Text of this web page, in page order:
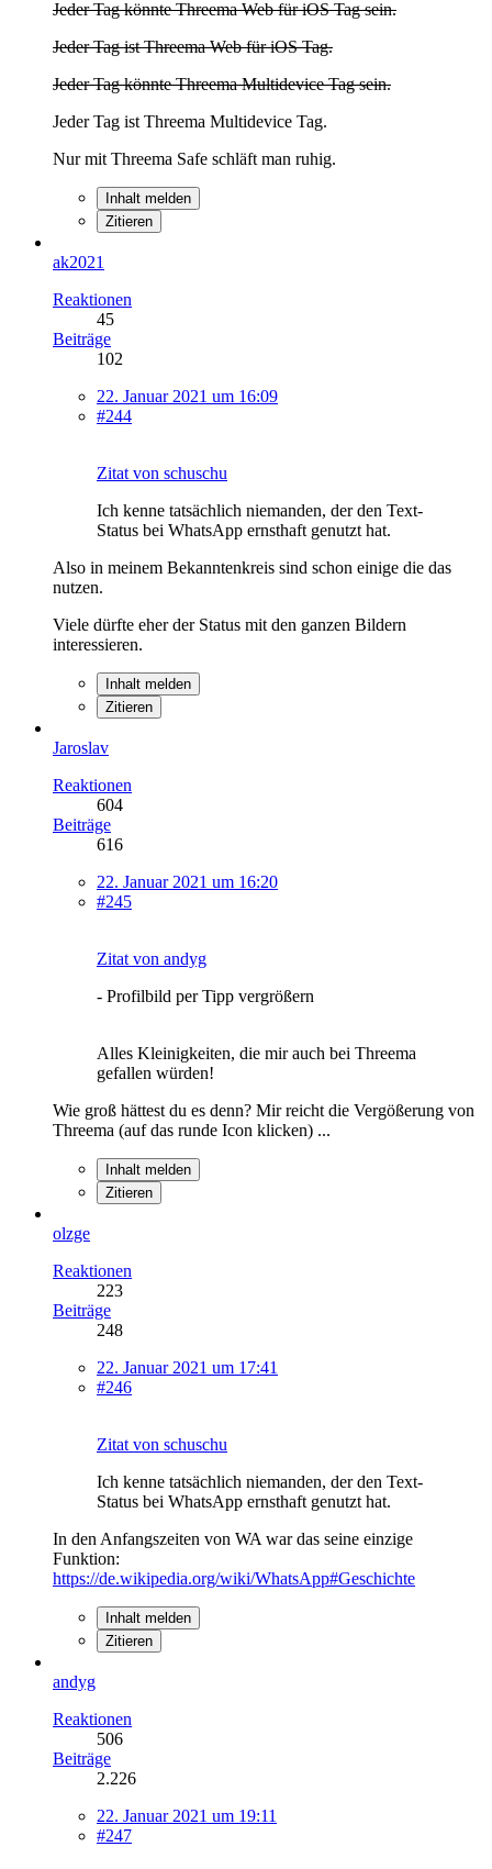
Jeder Tag könnte Threema Web für iOS Tag sein.
Jeder Tag ist Threema Web für iOS Tag.
Jeder Tag könnte Threema Multidevice Tag sein.
Jeder Tag ist Threema Multidevice Tag.
Nur mit Threema Safe schläft man ruhig.
Inhalt melden
Zitieren
ak2021
Reaktionen
45
Beiträge
102
22. Januar 2021 um 16:09
#244
Zitat von schuschu
Ich kenne tatsächlich niemanden, der den Text-
Status bei WhatsApp ernsthaft genutzt hat.
Also in meinem Bekanntenkreis sind schon einige die das
nutzen.
Viele dürfte eher der Status mit den ganzen Bildern
interessieren.
Inhalt melden
Zitieren
Jaroslav
Reaktionen
604
Beiträge
616
22. Januar 2021 um 16:20
#245
Zitat von andyg
- Profilbild per Tipp vergrößern
Alles Kleinigkeiten, die mir auch bei Threema
gefallen würden!
Wie groß hättest du es denn? Mir reicht die Vergößerung von
Threema (auf das runde Icon klicken) ...
Inhalt melden
Zitieren
olzge
Reaktionen
223
Beiträge
248
22. Januar 2021 um 17:41
#246
Zitat von schuschu
Ich kenne tatsächlich niemanden, der den Text-
Status bei WhatsApp ernsthaft genutzt hat.
In den Anfangszeiten von WA war das seine einzige
Funktion:
https://de.wikipedia.org/wiki/WhatsApp#Geschichte
Inhalt melden
Zitieren
andyg
Reaktionen
506
Beiträge
2.226
22. Januar 2021 um 19:11
#247